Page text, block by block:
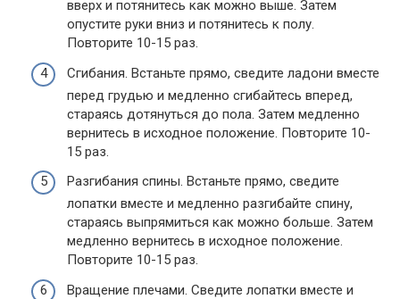
вверх и потянитесь как можно выше. Затем
опустите руки вниз и потянитесь к полу.
Повторите 10-15 раз.
Сгибания. Встаньте прямо, сведите ладони вместе
перед грудью и медленно сгибайтесь вперед,
стараясь дотянуться до пола. Затем медленно
вернитесь в исходное положение. Повторите 10-
15 раз.
Разгибания спины. Встаньте прямо, сведите
лопатки вместе и медленно разгибайте спину,
стараясь выпрямиться как можно больше. Затем
медленно вернитесь в исходное положение.
Повторите 10-15 раз.
Вращение плечами. Сведите лопатки вместе и